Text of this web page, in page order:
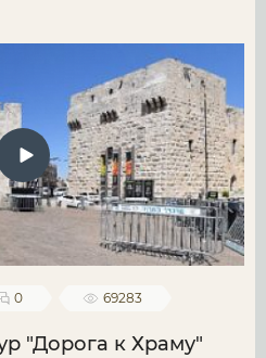
0 69283
"Дорога к Храму"